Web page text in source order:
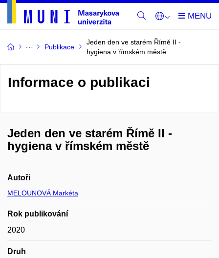
Publikace
Jeden den ve starém Římě II -
hygiena v římském městě
Informace o publikaci
Jeden den ve starém Římě II -
hygiena v římském městě
Autoři
MELOUNOVÁ Markéta
Rok publikování
2020
Druh